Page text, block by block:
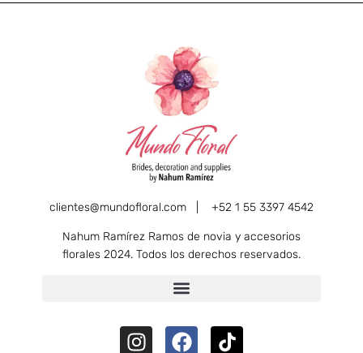
clientes@mundofloral.com | +52 1 55 3397 4542
Nahum Ramírez Ramos de novia y accesorios
florales 2024. Todos los derechos reservados.